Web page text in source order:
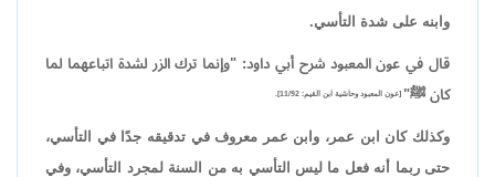
وابنه على شدة التأسي.
قال في عون المعبود شرح أبي داود: "وإنما ترك الزر لشدة اتباعهما لما
كان ﷺ" [عون المعبود وحاشية ابن القيم: 11/92].
وكذلك كان ابن عمر، وابن عمر معروف في تدقيقه جدًا في التأسي،
حتى ربما أنه فعل ما ليس التأسي به من السنة لمجرد التأسي، وفي